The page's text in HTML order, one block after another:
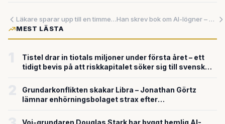
Läkare sparar upp till en timme per patient – sjukhusets läkare och IT-chef varnar: AI kräver kritiskt tänkande användare
Han skrev bok om AI-lögner – och fyllde den med fabricerade citat. Nu vägrar han sluta använda verktygen.
MEST LÄSTA
Tistel drar in tiotals miljoner under första året – ett
tidigt bevis på att riskkapitalet söker sig till svensk
Grundarkonflikten skakar Libra – Jonathan Görtz
lämnar enhörningsbolaget strax efter
Voi-grundaren Douglas Stark har byggt hemlig AI-